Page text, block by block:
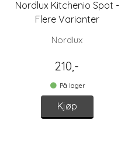
Nordlux Kitchenio Spot -
Flere Varianter
Nordlux
210,-
På lager
Kjøp